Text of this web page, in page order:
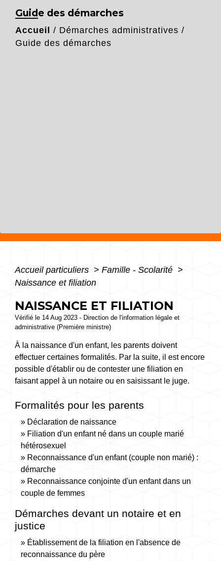
Guide des démarches
Accueil / Démarches administratives /
Guide des démarches
Accueil particuliers > Famille - Scolarité >
Naissance et filiation
NAISSANCE ET FILIATION
Vérifié le 14 Aug 2023 - Direction de l'information légale et
administrative (Première ministre)
À la naissance d'un enfant, les parents doivent
effectuer certaines formalités. Par la suite, il est encore
possible d'établir ou de contester une filiation en
faisant appel à un notaire ou en saisissant le juge.
Formalités pour les parents
Déclaration de naissance
Filiation d'un enfant né dans un couple marié
hétérosexuel
Reconnaissance d'un enfant (couple non marié) :
démarche
Reconnaissance conjointe d'un enfant dans un
couple de femmes
Démarches devant un notaire et en
justice
Établissement de la filiation en l'absence de
reconnaissance du père